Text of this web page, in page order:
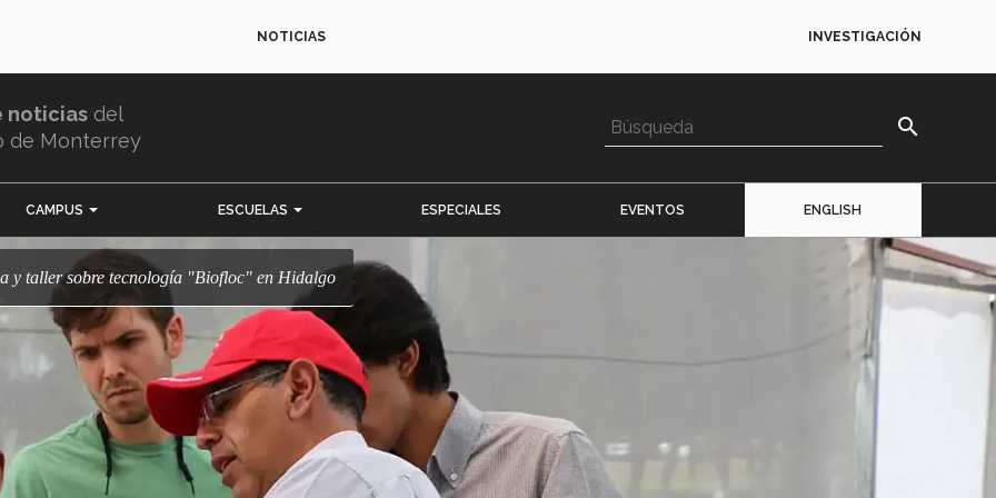
NOTICIAS INVESTIGACIÓN
noticias del
de Monterrey
search
CAMPUS ESCUELAS ESPECIALES EVENTOS ENGLISH
y taller sobre tecnología "Biofloc" en Hidalgo